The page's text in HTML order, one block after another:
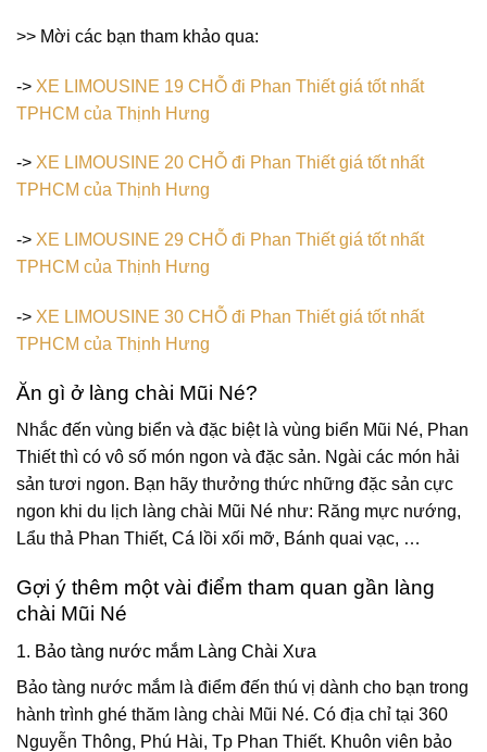
>> Mời các bạn tham khảo qua:
-> XE LIMOUSINE 19 CHỖ đi Phan Thiết giá tốt nhất
TPHCM của Thịnh Hưng
-> XE LIMOUSINE 20 CHỖ đi Phan Thiết giá tốt nhất
TPHCM của Thịnh Hưng
-> XE LIMOUSINE 29 CHỖ đi Phan Thiết giá tốt nhất
TPHCM của Thịnh Hưng
-> XE LIMOUSINE 30 CHỖ đi Phan Thiết giá tốt nhất
TPHCM của Thịnh Hưng
Ăn gì ở làng chài Mũi Né?
Nhắc đến vùng biển và đặc biệt là vùng biển Mũi Né, Phan
Thiết thì có vô số món ngon và đặc sản. Ngài các món hải
sản tươi ngon. Bạn hãy thưởng thức những đặc sản cực
ngon khi du lịch làng chài Mũi Né như: Răng mực nướng,
Lẩu thả Phan Thiết, Cá lồi xối mỡ, Bánh quai vạc, …
Gợi ý thêm một vài điểm tham quan gần làng
chài Mũi Né
1. Bảo tàng nước mắm Làng Chài Xưa
Bảo tàng nước mắm là điểm đến thú vị dành cho bạn trong
hành trình ghé thăm làng chài Mũi Né. Có địa chỉ tại 360
Nguyễn Thông, Phú Hài, Tp Phan Thiết. Khuôn viên bảo